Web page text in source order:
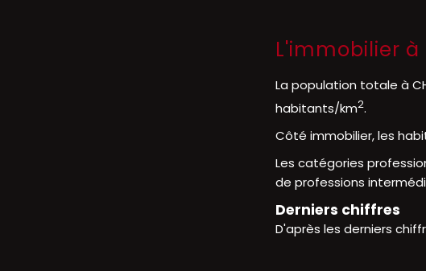
L'immobilier à
La population totale à
habitants/km2.
Côté immobilier, les
Les catégories
de professions
Derniers chiffres
D'après les derniers